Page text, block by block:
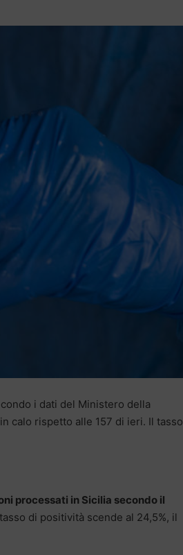
i dati del Ministero della
calo rispetto alle 157 di ieri. Il tasso
processati in Sicilia secondo il
di positività scende al 24,5%, il